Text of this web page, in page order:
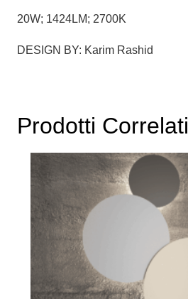
20W; 1424LM; 2700K
DESIGN BY: Karim Rashid
Prodotti Correlati